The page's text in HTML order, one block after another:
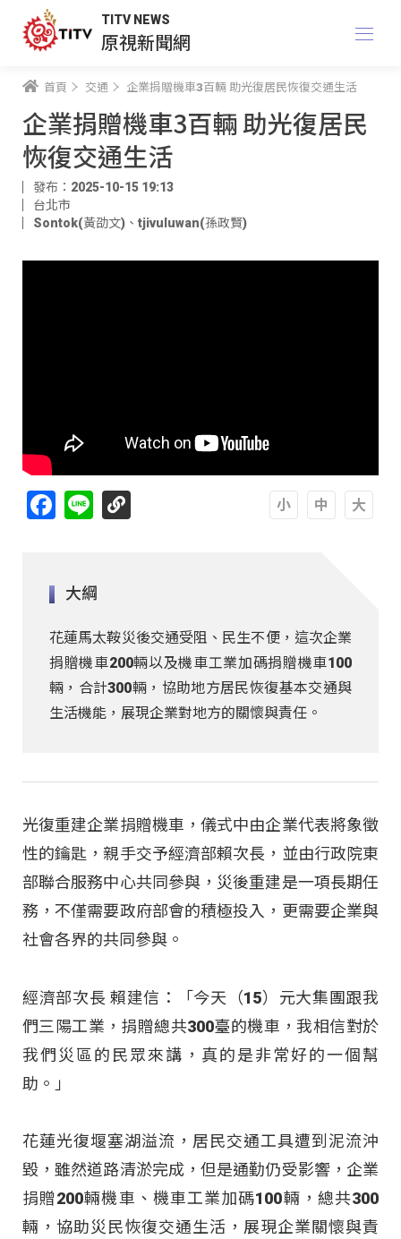
TITV NEWS
原視新聞網
首頁 交通 企業捐贈機車3百輛 助光復居民恢復交通生活
企業捐贈機車3百輛 助光復居民
恢復交通生活
發布：2025-10-15 19:13
台北市
Sontok(黃劭文) 、 tjivuluwan(孫政賢)
Facebook
Line
大綱
花蓮馬太鞍災後交通受阻、民生不便，這次企業
捐贈機車200輛以及機車工業加碼捐贈機車100
輛，合計300輛，協助地方居民恢復基本交通與
生活機能，展現企業對地方的關懷與責任。
光復重建企業捐贈機車，儀式中由企業代表將象徵
性的鑰匙，親手交予經濟部賴次長，並由行政院東
部聯合服務中心共同參與，災後重建是一項長期任
務，不僅需要政府部會的積極投入，更需要企業與
社會各界的共同參與。
經濟部次長 賴建信：「今天（15）元大集團跟我
們三陽工業，捐贈總共300臺的機車，我相信對於
我們災區的民眾來講，真的是非常好的一個幫
助。」
花蓮光復堰塞湖溢流，居民交通工具遭到泥流沖
毀，雖然道路清淤完成，但是通勤仍受影響，企業
捐贈200輛機車、機車工業加碼100輛，總共300
輛，協助災民恢復交通生活，展現企業關懷與責